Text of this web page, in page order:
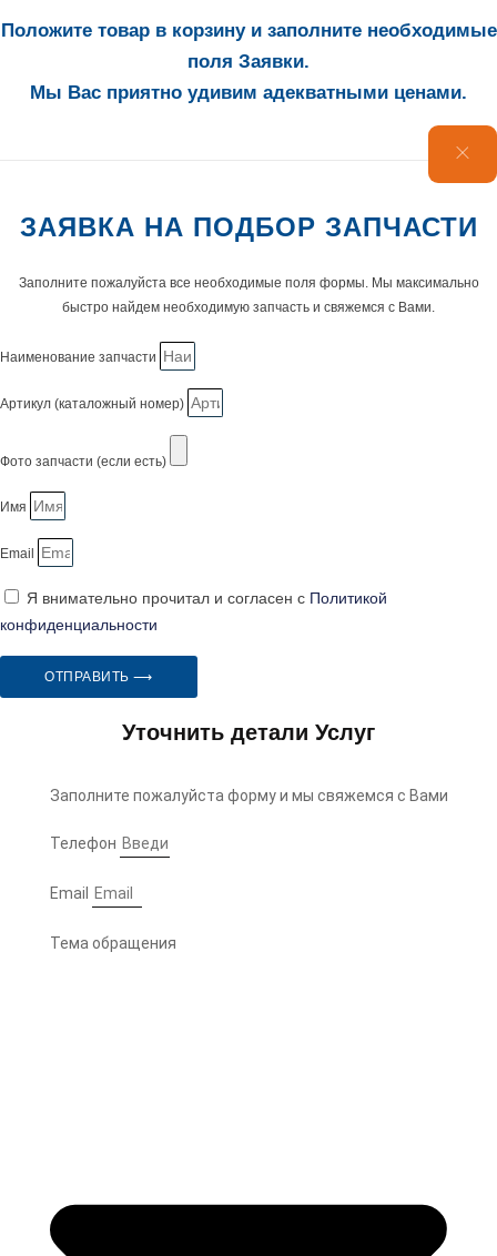
Положите товар в корзину и заполните необходимые
поля Заявки.
Мы Вас приятно удивим адекватными ценами.
ЗАЯВКА НА ПОДБОР ЗАПЧАСТИ
Заполните пожалуйста все необходимые поля формы. Мы максимально
быстро найдем необходимую запчасть и свяжемся с Вами.
Наименование запчасти
Артикул (каталожный номер)
Фото запчасти (если есть)
Имя
Email
Я внимательно прочитал и согласен с Политикой
конфиденциальности
ОТПРАВИТЬ ⟶
Уточнить детали Услуг
Заполните пожалуйста форму и мы свяжемся с Вами
Телефон
Email
Тема обращения